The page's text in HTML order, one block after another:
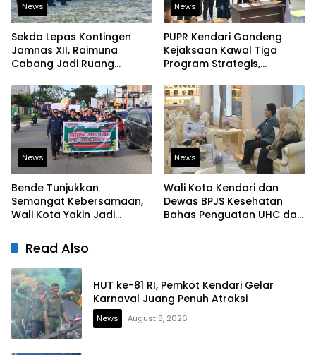
News
Sekda Lepas Kontingen
Jamnas XII, Raimuna
Cabang Jadi Ruang
dan Berjiwa Pemimpin
News
PUPR Kendari Gandeng
Kejaksaan Kawal Tiga
Program Strategis,
Bangun Infrastruktur
Berintegritas
News
Bende Tunjukkan
Semangat Kebersamaan,
Wali Kota Yakin Jadi
Lain
News
Wali Kota Kendari dan
Dewas BPJS Kesehatan
Bahas Penguatan UHC dan
Read Also
HUT ke-81 RI, Pemkot Kendari Gelar
Karnaval Juang Penuh Atraksi
News August 8, 2026